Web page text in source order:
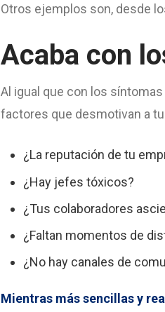
Otros ejemplos son, desde
Acaba con
Al igual que con los
factores que desmotivan a
¿La reputación de tu
¿Hay jefes tóxicos?
¿Tus colaboradores
¿Faltan momentos de
¿No hay canales de
Mientras más sencillas y